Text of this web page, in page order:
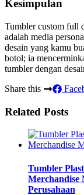
Kesimpulan
Tumbler custom full
adalah media
desain yang kamu
botol; ia
tumbler dengan
Share this
Related Posts
Tumbler
Merchandise
Perusahaan